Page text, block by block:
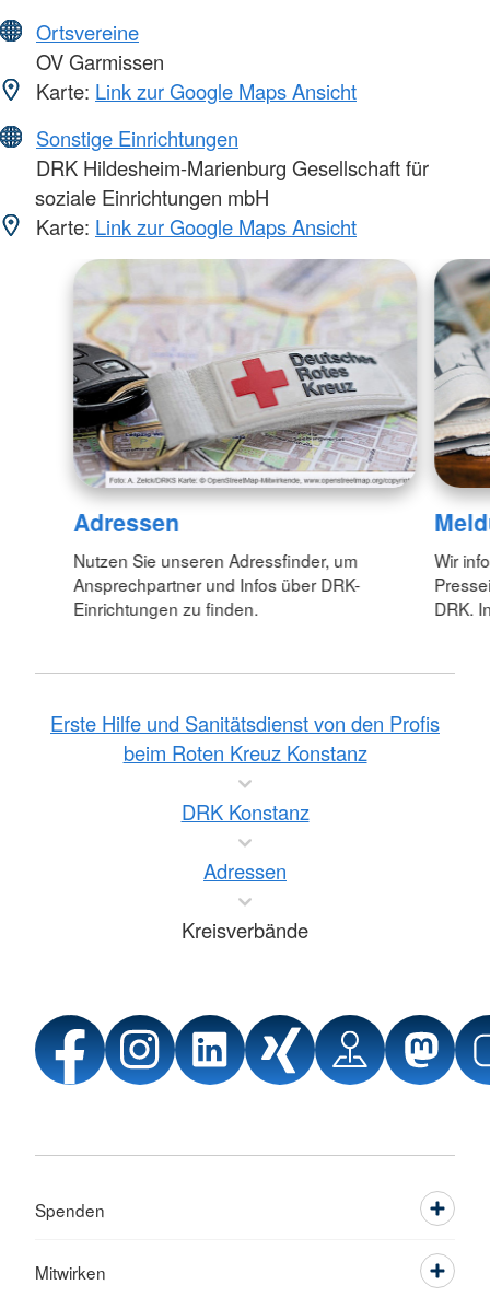
Ortsvereine
OV Garmissen
Karte: Link zur Google Maps Ansicht
Sonstige Einrichtungen
DRK Hildesheim-Marienburg Gesellschaft für
soziale Einrichtungen mbH
Karte: Link zur Google Maps Ansicht
Adressen
Nutzen Sie unseren Adressfinder, um
Ansprechpartner und Infos über DRK-
Einrichtungen zu finden.
Wir
DRK.
Erste Hilfe und Sanitätsdienst von den Profis
beim Roten Kreuz Konstanz
DRK Konstanz
Adressen
Kreisverbände
Spenden
Mitwirken